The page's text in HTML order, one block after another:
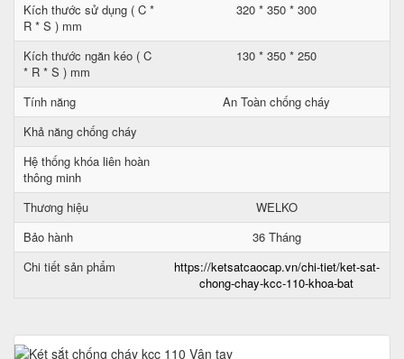
Kích thước sử dụng ( C *
R * S ) mm
320 * 350 * 300
Kích thước ngăn kéo ( C
* R * S ) mm
130 * 350 * 250
Tính năng
An Toàn chống cháy
Khả năng chống cháy
Hệ thống khóa liên hoàn
thông minh
Thương hiệu
WELKO
Bảo hành
36 Tháng
Chi tiết sản phẩm
https://ketsatcaocap.vn/chi-tiet/ket-sat-
chong-chay-kcc-110-khoa-bat